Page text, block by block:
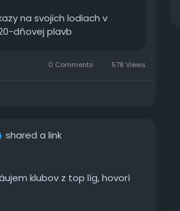
na svojich lodiach v
dňovej plavb
0 Comments 578 Views
shared a link
klubov z top líg, hovorí